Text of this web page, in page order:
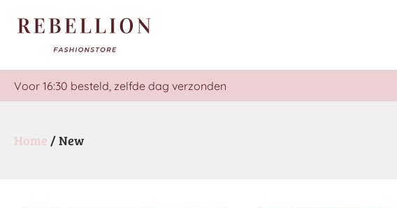
Voor 16:30 besteld, zelfde dag verzonden
Home / New